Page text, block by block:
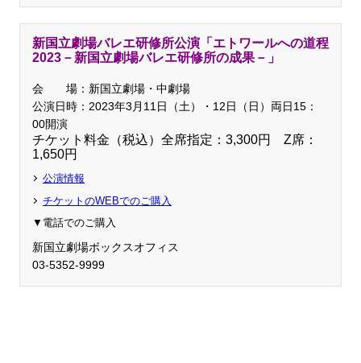
新国立劇場バレエ研修所公演「エトワールへの道程
2023－新国立劇場バレエ研修所の成果－」
会 場： 新国立劇場・中劇場
公演日時：2023年3月11日（土）・12日（日）両日15：
00開演
チケット料金（税込）全席指定：3,300円 Z席：
1,650円
公演情報
チケットのWEBでのご購入
▼電話でのご購入
新国立劇場ボックスオフィス
03-5352-9999